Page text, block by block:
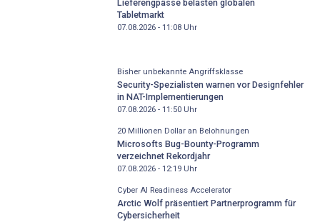
Lieferengpässe belasten globalen
Tabletmarkt
07.08.2026 - 11:08Uhr
Bisher unbekannte Angriffsklasse
Security-Spezialisten warnen vor Designfehler
in NAT-Implementierungen
07.08.2026 - 11:50Uhr
20 Millionen Dollar an Belohnungen
Microsofts Bug-Bounty-Programm
verzeichnet Rekordjahr
07.08.2026 - 12:19Uhr
Cyber AI Readiness Accelerator
Arctic Wolf präsentiert Partnerprogramm für
Cybersicherheit